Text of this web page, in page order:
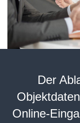
Der
Online-